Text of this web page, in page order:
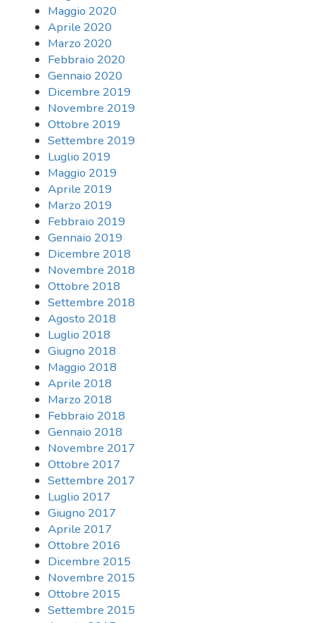
Maggio 2020
Aprile 2020
Marzo 2020
Febbraio 2020
Gennaio 2020
Dicembre 2019
Novembre 2019
Ottobre 2019
Settembre 2019
Luglio 2019
Maggio 2019
Aprile 2019
Marzo 2019
Febbraio 2019
Gennaio 2019
Dicembre 2018
Novembre 2018
Ottobre 2018
Settembre 2018
Agosto 2018
Luglio 2018
Giugno 2018
Maggio 2018
Aprile 2018
Marzo 2018
Febbraio 2018
Gennaio 2018
Novembre 2017
Ottobre 2017
Settembre 2017
Luglio 2017
Giugno 2017
Aprile 2017
Ottobre 2016
Dicembre 2015
Novembre 2015
Ottobre 2015
Settembre 2015